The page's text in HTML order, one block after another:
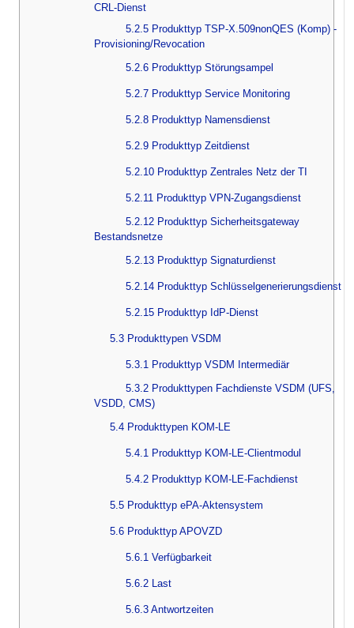
CRL-Dienst
5.2.5 Produkttyp TSP-X.509nonQES (Komp) -
Provisioning/Revocation
5.2.6 Produkttyp Störungsampel
5.2.7 Produkttyp Service Monitoring
5.2.8 Produkttyp Namensdienst
5.2.9 Produkttyp Zeitdienst
5.2.10 Produkttyp Zentrales Netz der TI
5.2.11 Produkttyp VPN-Zugangsdienst
5.2.12 Produkttyp Sicherheitsgateway
Bestandsnetze
5.2.13 Produkttyp Signaturdienst
5.2.14 Produkttyp Schlüsselgenerierungsdienst
5.2.15 Produkttyp IdP-Dienst
5.3 Produkttypen VSDM
5.3.1 Produkttyp VSDM Intermediär
5.3.2 Produkttypen Fachdienste VSDM (UFS,
VSDD, CMS)
5.4 Produkttypen KOM-LE
5.4.1 Produkttyp KOM-LE-Clientmodul
5.4.2 Produkttyp KOM-LE-Fachdienst
5.5 Produkttyp ePA-Aktensystem
5.6 Produkttyp APOVZD
5.6.1 Verfügbarkeit
5.6.2 Last
5.6.3 Antwortzeiten